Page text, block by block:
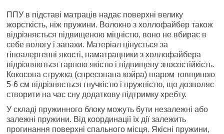
ППУ в підставі матраців надає поверхні велику
жорсткість, ніж пружини. Волокно з холлофайбер також
відрізняється підвищеною міцністю, воно не вбирає в
себе вологу і запахи. Матеріал цінується за
гіпоалергенні якості, наматрацники з холлофайбера
відрізняються гарною якістю і підвищену зносостійкість.
Кокосова стружка (спресована койра) шаром товщиною
5-6 см відрізняється гнучкістю і пружністю, що дозволяє
створити на час сну додаткову підтримку хребту.
У складі пружинного блоку можуть бути незалежні або
залежні пружини. Від координації їх дії залежить
прогинання поверхні спального місця. Якісні пружини,